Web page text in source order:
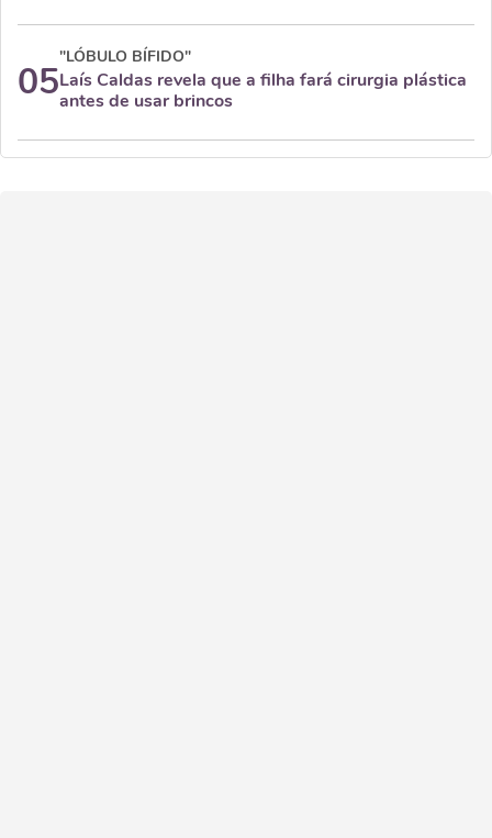
05
"LÓBULO BÍFIDO"
Laís Caldas revela que a filha fará cirurgia plástica
antes de usar brincos